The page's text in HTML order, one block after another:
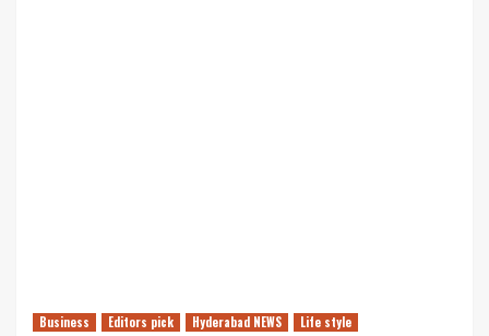
Business Editors pick Hyderabad NEWS
Life style